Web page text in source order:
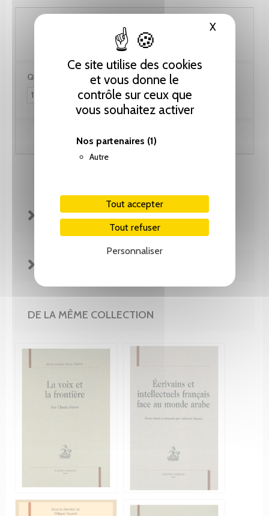
Ce site utilise des cookies
et vous donne le
contrôle sur ceux que
vous souhaitez activer
Nos partenaires (1)
Autre
Tout accepter
Tout refuser
Personnaliser
XMasquer
46.15 CHF
Quantité :
Ajouter au panier
FICHE TECHNIQUE
DE LA MÊME COLLECTION